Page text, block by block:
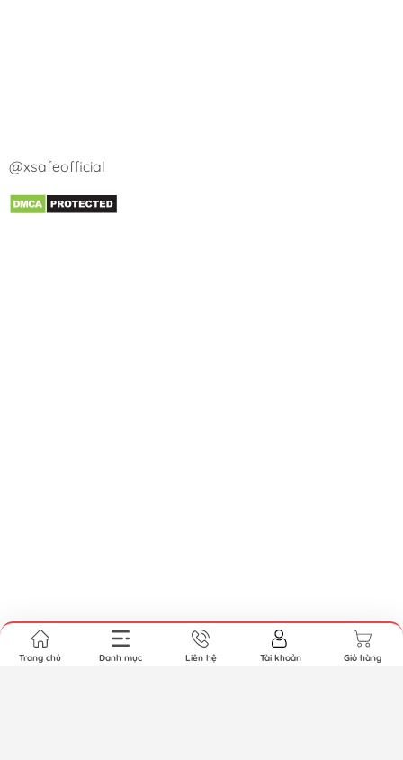
@xsafeofficial
Trang chủ Danh mục Liên hệ Tài khoản Giỏ hàng